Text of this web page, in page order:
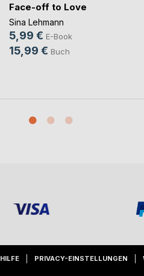
Face-off to Love
Sina Lehmann
5,99 € E-Book
15,99 € Buch
HILFE PRIVACY-EINSTELLUNGEN